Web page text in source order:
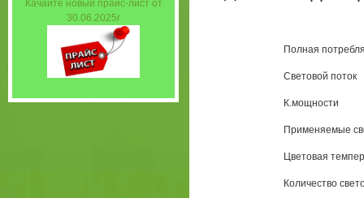
Полная
Световой поток
К.мощности
Применяемые
Цветовая
Количество
Качайте новый прайс-лист от
30.06.2025г